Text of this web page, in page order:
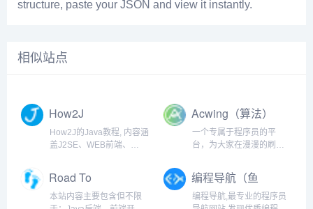
structure, paste your JSON and view it instantly.
相似站点
How2J
How2J的Java教程, 内容涵
盖J2SE、WEB前端、
和视频讲解的学习方式为
Java职业生涯打下坚实的
Acwing（算法）
一个专属于程序员的平
台，为大家在漫漫的刷题
答
Road To
Coding（程序
本站内容主要包含但不限
编程导航（鱼
皮）
编程导航,最专业的程序员